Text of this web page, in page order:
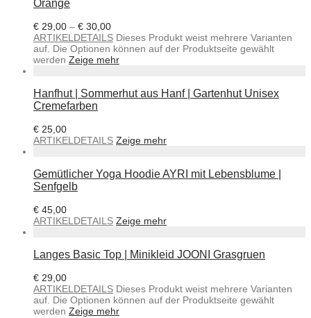
Orange
€ 29,00 – € 30,00
ARTIKELDETAILS Dieses Produkt weist mehrere Varianten
auf. Die Optionen können auf der Produktseite gewählt
werden Zeige mehr
Hanfhut | Sommerhut aus Hanf | Gartenhut Unisex
Cremefarben
€ 25,00
ARTIKELDETAILS Zeige mehr
Gemütlicher Yoga Hoodie AYRI mit Lebensblume |
Senfgelb
€ 45,00
ARTIKELDETAILS Zeige mehr
Langes Basic Top | Minikleid JOONI Grasgruen
€ 29,00
ARTIKELDETAILS Dieses Produkt weist mehrere Varianten
auf. Die Optionen können auf der Produktseite gewählt
werden Zeige mehr